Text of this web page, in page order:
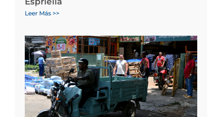
Leer Más >>